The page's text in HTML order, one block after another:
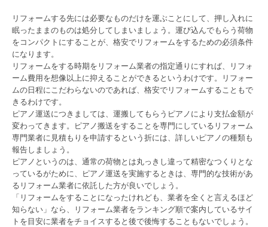
リフォームする先には必要なものだけを運ぶことにして、押し入れに
眠ったままのものは処分してしまいましょう。運び込んでもらう荷物
をコンパクトにすることが、格安でリフォームをするための必須条件
になります。
リフォームをする時期をリフォーム業者の指定通りにすれば、リフォ
ーム費用を想像以上に抑えることができるというわけです。リフォー
ムの日程にこだわらないのであれば、格安でリフォームすることもで
きるわけです。
ピアノ運送につきましては、運搬してもらうピアノにより支払金額が
変わってきます。ピアノ搬送をすることを専門にしているリフォーム
専門業者に見積もりを申請するという折には、詳しいピアノの種類も
報告しましょう。
ピアノというのは、通常の荷物とは丸っきし違って精密なつくりとな
っているがために、ピアノ運送を実施するときは、専門的な技術があ
るリフォーム業者に依託した方が良いでしょう。
「リフォームをすることになったけれども、業者を全くと言えるほど
知らない」なら、リフォーム業者をランキング順で案内しているサイ
トを目安に業者をチョイスすると後で後悔することもないでしょう。